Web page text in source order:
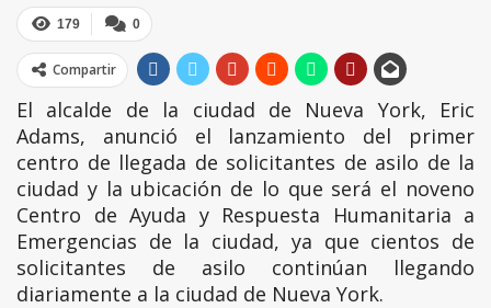
0
179
Compartir
El alcalde de la ciudad de Nueva York, Eric
Adams, anunció el lanzamiento del primer
centro de llegada de solicitantes de asilo de la
ciudad y la ubicación de lo que será el noveno
Centro de Ayuda y Respuesta Humanitaria a
Emergencias de la ciudad, ya que cientos de
solicitantes de asilo continúan llegando
diariamente a la ciudad de Nueva York.